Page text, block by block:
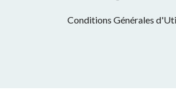
Conditions Générales